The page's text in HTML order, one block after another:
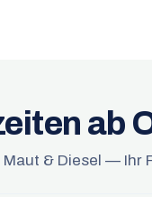
ab
& Diesel — Ihr